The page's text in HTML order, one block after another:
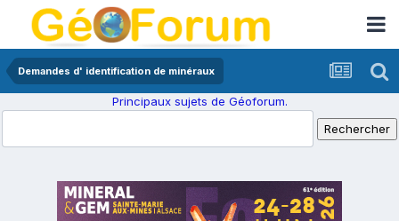
Demandes d' identification de minéraux
Principaux sujets de Géoforum.